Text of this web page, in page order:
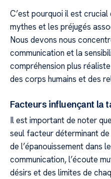
C’est pourquoi il est
mythes et les préjugés
Nous devons nous
communication et la
compréhension plus
des corps humains et des
Facteurs influençant la
Il est important de noter
seul facteur déterminant
de l’épanouissement dans
communication, l’écoute
désirs et des limites de